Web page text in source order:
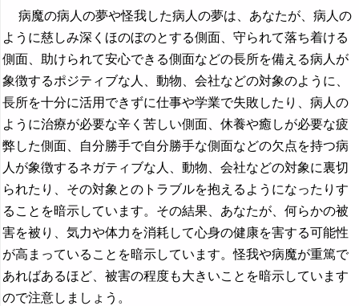
病魔の病人の夢や怪我した病人の夢は、あなたが、病人の
ように慈しみ深くほのぼのとする側面、守られて落ち着ける
側面、助けられて安心できる側面などの長所を備える病人が
象徴するポジティブな人、動物、会社などの対象のように、
長所を十分に活用できずに仕事や学業で失敗したり、病人の
ように治療が必要な辛く苦しい側面、休養や癒しが必要な疲
弊した側面、自分勝手で自分勝手な側面などの欠点を持つ病
人が象徴するネガティブな人、動物、会社などの対象に裏切
られたり、その対象とのトラブルを抱えるようになったりす
ることを暗示しています。その結果、あなたが、何らかの被
害を被り、気力や体力を消耗して心身の健康を害する可能性
が高まっていることを暗示しています。怪我や病魔が重篤で
あればあるほど、被害の程度も大きいことを暗示しています
ので注意しましょう。